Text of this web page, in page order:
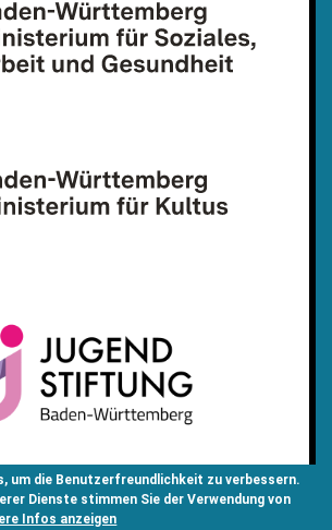
um die Benutzerfreundlichkeit zu verbessern.
Dienste stimmen Sie der Verwendung von
Infos anzeigen